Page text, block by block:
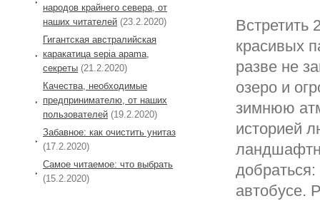
Встретить
красивых
разве не
озеро и
зимнюю
историей
автобусе.
народов крайнего севера, от
наших читателей (23.2.2020)
Гигантская австралийская
каракатица sepia apama,
секреты (21.2.2020)
Качества, необходимые
предпринимателю, от наших
пользователей (19.2.2020)
Забавное: как очистить унитаз
(17.2.2020)
Самое читаемое: что выбрать
(15.2.2020)